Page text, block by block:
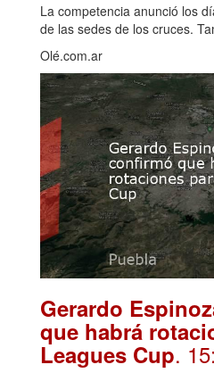
La competencia anunció los
de las sedes de los cruces.
Olé.com.ar
Gerardo
que habrá
Leagues Cup.